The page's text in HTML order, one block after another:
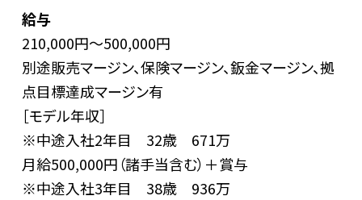
給与
210,000円～500,000円
別途販売マージン、保険マージン、鈑金マージン、拠
点目標達成マージン有
［モデル年収］
※中途入社2年目 32歳 671万
月給500,000円（諸手当含む）＋賞与
※中途入社3年目 38歳 936万